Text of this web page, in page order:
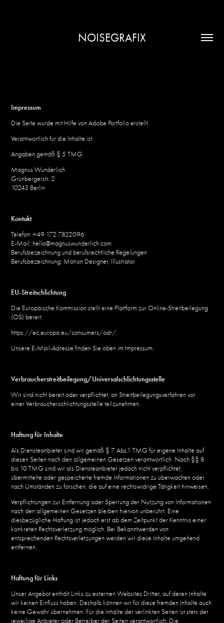
NOISEGRAFIX
Impressum
Die Seite wurde mit Hilfe von Adobe Portfolio erstellt.
Verantwortlich für die Inhalte ist:
Angaben gemäß § 5 TMG
Magnus Wunderlich
Grünbergerstr. 2
10243 Berlin
Kontakt
Telefon: +49 172 7822096
E-Mail: hello@magnuswunderlich.com
Berufsbezeichnung und berufsrechtliche Regelungen
Berufsbezeichnung: Motion Designer, Illustrator
EU-Streitschlichtung
Die Europäische Kommission stellt eine Plattform zur Online-Streitbeilegung
(OS) bereit:
https://ec.europa.eu/consumers/odr/.
Unsere E-Mail-Adresse finden Sie oben im Impressum.
Verbraucherstreitbeilegung/Universalschlichtungsstelle
Wir sind nicht bereit oder verpflichtet, an Streitbeilegungsverfahren vor
einer Verbraucherschlichtungsstelle teilzunehmen.
Haftung für Inhalte
Als Diensteanbieter sind wir gemäß § 7 Abs.1 TMG für eigene Inhalte auf
diesen Seiten nach den allgemeinen Gesetzen verantwortlich. Nach §§ 8
bis 10 TMG sind wir als Diensteanbieter jedoch nicht verpflichtet,
übermittelte oder gespeicherte fremde Informationen zu überwachen oder
nach Umständen zu forschen, die auf eine rechtswidrige Tätigkeit hinweisen.
Verpflichtungen zur Entfernung oder Sperrung der Nutzung von Informationen
nach den allgemeinen Gesetzen bleiben hiervon unberührt. Eine
diesbezügliche Haftung ist jedoch erst ab dem Zeitpunkt der Kenntnis einer
konkreten Rechtsverletzung möglich. Bei Bekanntwerden von
entsprechenden Rechtsverletzungen werden wir diese Inhalte umgehend
entfernen.
Haftung für Links
Unser Angebot enthält Links zu externen Websites Dritter, auf deren Inhalte
wir keinen Einfluss haben. Deshalb können wir für diese fremden Inhalte auch
keine Gewähr übernehmen. Für die Inhalte der verlinkten Seiten ist stets der
jeweilige Anbieter oder Betreiber der Seiten verantwortlich. Die